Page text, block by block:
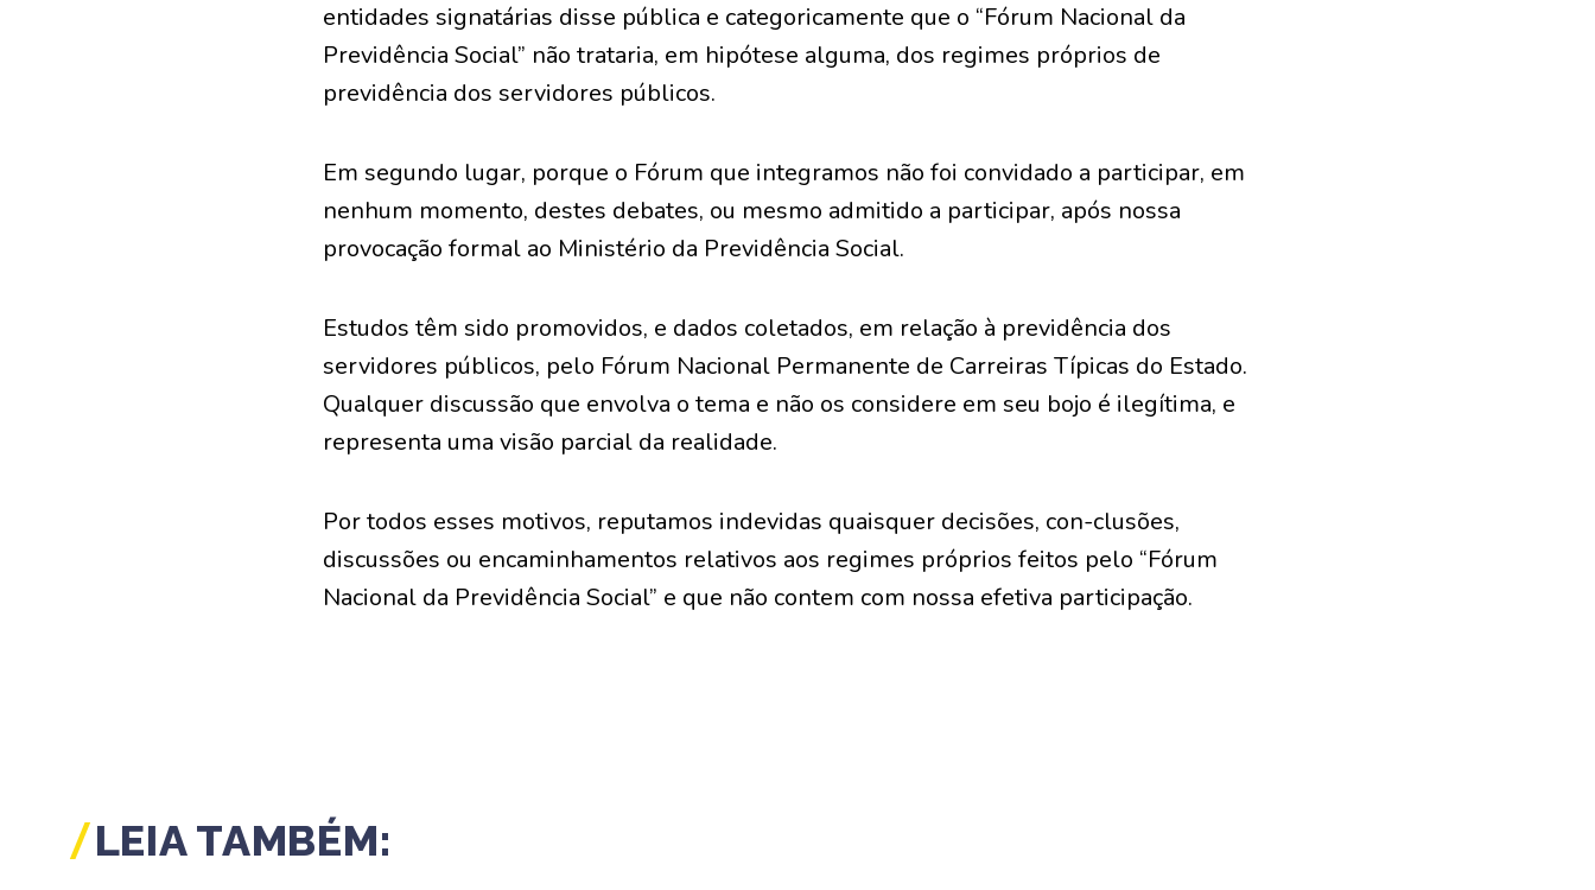
entidades signatárias disse pública e categoricamente que o “Fórum Nacional da
Previdência Social” não trataria, em hipótese alguma, dos regimes próprios de
previdência dos servidores públicos.
Em segundo lugar, porque o Fórum que integramos não foi convidado a participar, em
nenhum momento, destes debates, ou mesmo admitido a participar, após nossa
provocação formal ao Ministério da Previdência Social.
Estudos têm sido promovidos, e dados coletados, em relação à previdência dos
servidores públicos, pelo Fórum Nacional Permanente de Carreiras Típicas do Estado.
Qualquer discussão que envolva o tema e não os considere em seu bojo é ilegítima, e
representa uma visão parcial da realidade.
Por todos esses motivos, reputamos indevidas quaisquer decisões, con-clusões,
discussões ou encaminhamentos relativos aos regimes próprios feitos pelo “Fórum
Nacional da Previdência Social” e que não contem com nossa efetiva participação.
LEIA TAMBÉM: